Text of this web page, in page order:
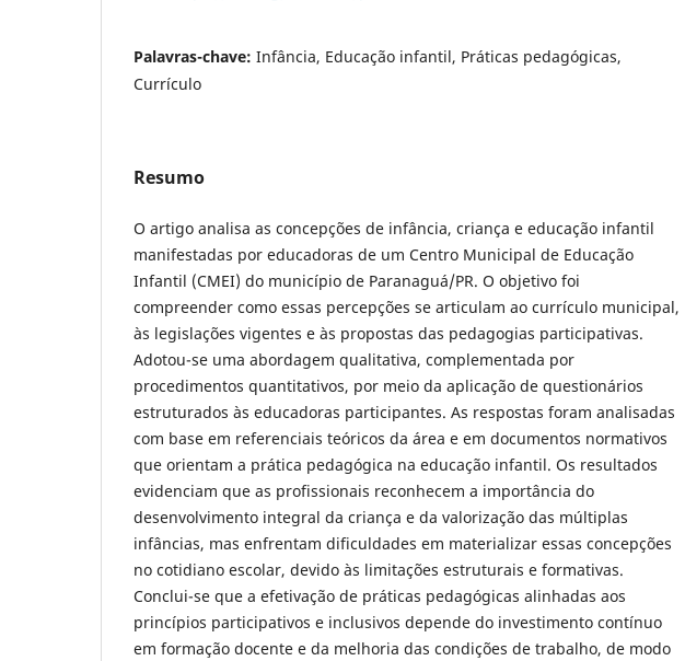
Palavras-chave: Infância, Educação infantil, Práticas pedagógicas,
Currículo
Resumo
O artigo analisa as concepções de infância, criança e educação infantil
manifestadas por educadoras de um Centro Municipal de Educação
Infantil (CMEI) do município de Paranaguá/PR. O objetivo foi
compreender como essas percepções se articulam ao currículo municipal,
às legislações vigentes e às propostas das pedagogias participativas.
Adotou-se uma abordagem qualitativa, complementada por
procedimentos quantitativos, por meio da aplicação de questionários
estruturados às educadoras participantes. As respostas foram analisadas
com base em referenciais teóricos da área e em documentos normativos
que orientam a prática pedagógica na educação infantil. Os resultados
evidenciam que as profissionais reconhecem a importância do
desenvolvimento integral da criança e da valorização das múltiplas
infâncias, mas enfrentam dificuldades em materializar essas concepções
no cotidiano escolar, devido às limitações estruturais e formativas.
Conclui-se que a efetivação de práticas pedagógicas alinhadas aos
princípios participativos e inclusivos depende do investimento contínuo
em formação docente e da melhoria das condições de trabalho, de modo